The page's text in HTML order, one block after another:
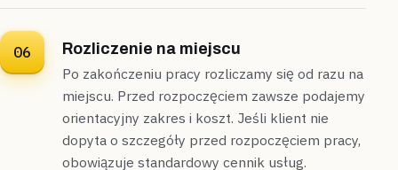
06
Rozliczenie na miejscu
Po zakończeniu pracy rozliczamy się od razu na
miejscu. Przed rozpoczęciem zawsze podajemy
orientacyjny zakres i koszt. Jeśli klient nie
dopyta o szczegóły przed rozpoczęciem pracy,
obowiązuje standardowy cennik usług.